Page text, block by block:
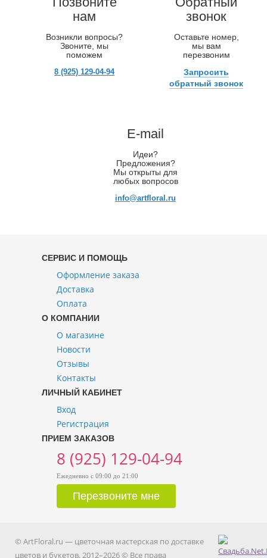
нам
Возникли вопросы?
Звоните, мы
поможем
8 (925) 129-04-94
звонок
Оставьте номер,
мы вам
перезвоним
Запросить
обратный звонок
E-mail
Идеи?
Предложения?
Мы открыты для
любых вопросов
info@artfloral.ru
СЕРВИС И ПОМОЩЬ
Оформление заказа
Доставка
Оплата
О КОМПАНИИ
О магазине
Новости
Отзывы
Контакты
ЛИЧНЫЙ КАБИНЕТ
Вход
Регистрация
ПРИЕМ ЗАКАЗОВ
8 (925) 129-04-94
Ежедневно с 09:00 до 21:00
© ArtFloral.ru — цветочная мастерская по доставке
цветов и букетов. 2012–2026 © Все права